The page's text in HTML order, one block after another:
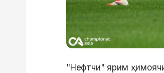
"Нефтчи" ярим